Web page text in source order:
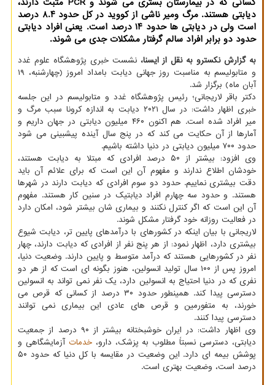
دیابتی هستند. مرگ ومیر ناشی از کووید در کل حدود ۸.۴ درصد
است ولی در دیابتی ها حدود ۱۴ درصد است. یعنی افراد دیابتی
حدود دو برابر افراد سالم گرفتار مشکلات جدی می شوند.
به گزارش نکسترو به نقل از ایسنا،نشست خبری پژوهشگاه علوم غدد
و متابولیسم به مناسبت روز جهانی دیابت بامداد امروز (چهارشنبه، ۱۹
آبان ماه) برگزار شد.
دکتر باقر لاریجانی؛ رئیس پژوهشگاه غدد و متابولیسم در این جلسه
خبری اظهار داشت: در سال ۲۰۲۱ دیابت به اندازه کرونا سبب مرگ و
میر افراد شده است. هم اکنون ۴۶۰ میلیون دیابتی در جهان داریم و
آمارها از آن حکایت می کند که در پنج سال آینده پیشبینی می شود
حدود ۷۰۰ میلیون دیابتی در دنیا داشته باشیم.
وی افزود: بیشتر از ۵۰ درصد افرادی که مبتلا به دیابت هستند،
خودشان اطلاع ندارند و مفهوم آن این است که برای علائم آن باید
دقت بیشتری نماییم. حدود دو سوم افرادی که دیابت دارند در شهرها
هستند. و حدود سه چهارم افراد دیابتیک در سنین کار هستند. مفهوم
آن این است که اگر کنترل نکنند و بیماری شان بیشتر شود، امکان دارد
در فعالیت روزانه خود گرفتار مشکل شوند.
لاریجانی با بیان اینکه در کشورهای با درآمدهای پایین تر، دیابت شیوع
بیشتری دارد، اظهار نمود: از هر پنج نفر از افرادی که دیابت دارند، چهار
نفر در کشورهایی هستند که درآمد متوسط و پایین دارند. وضعیت دنیا،
امروز پس از ۱۰۰ سال تولید انسولین، هنوز بگونه ای است که از هر دو
نفری که در دنیا احتیاج به انسولین دارد، یک نفر نمی تواند به انسولین
دسترسی پیدا کند. همینطور حدود ۳۰ درصد از کسانی که قرص می
خورند، به متفورمین و قرص های عادی این بیماری نمی توانند
دسترسی پیدا کنند.
وی اظهار داشت: در ایران خوشبختانه بیشتر از ۹۰ درصد از جمعیت
دیابتی، دسترسی نسبتاً مطلوب به پزشک، دارو،خدمات آزمایشگاهی و
پوشش بیمه ای دارد. این وضعیت در مقایسه با کل دنیا که حدود ۵۰
درصد است، وضعیت بهتری است.